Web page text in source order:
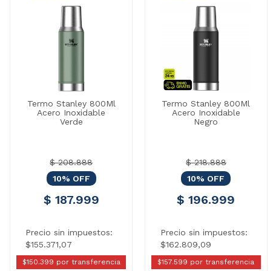
Termo Stanley 800Ml
Acero Inoxidable
Verde
$ 208.888
10% OFF
$ 187.999
Precio sin impuestos:
$155.371,07
$150.399 por transferencia
Termo Stanley 800Ml
Acero Inoxidable
Negro
$ 218.888
10% OFF
$ 196.999
Precio sin impuestos:
$162.809,09
$157.599 por transferencia